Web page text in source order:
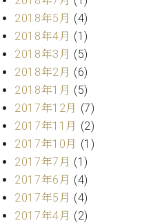
W.
ホ
フ
マ
ン
ト
ラ
デ
ィ
シ
ョ
ン
W.
技
術
営
セ
ン
タ
ス
ッ
フ
ご
挨
2018年5月 (4)
2018年4月 (1)
2018年3月 (5)
2018年2月 (6)
2018年1月 (5)
2017年12月 (7)
2017年11月 (2)
2017年10月 (1)
2017年7月 (1)
2017年6月 (4)
2017年5月 (4)
2017年4月 (2)